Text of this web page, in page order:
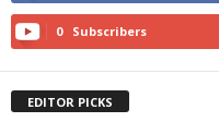
0 Subscribers
EDITOR PICKS